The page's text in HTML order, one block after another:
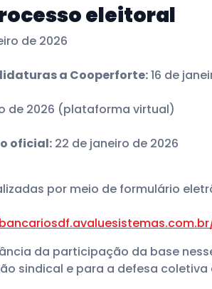
eleitoral
de 2026
a Cooperforte:16 de
de 2026 (plataforma virtual)
oficial: 22 de janeiro de 2026
por meio de formulário
da participação da base
sindical e para a defesa